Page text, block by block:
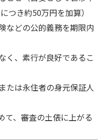
つき約50万円を加算）
などの公的義務を期限内
く、素行が良好であるこ
たは永住者の身元保証人
て、審査の土俵に上がる